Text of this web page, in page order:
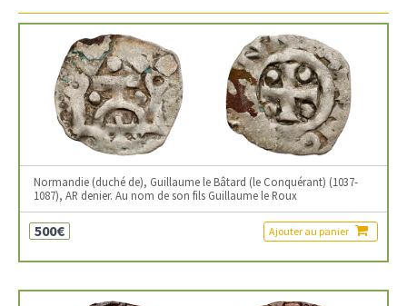
Normandie (duché de), Guillaume le Bâtard (le Conquérant) (1037-
1087), AR denier. Au nom de son fils Guillaume le Roux
500€ Ajouter au panier